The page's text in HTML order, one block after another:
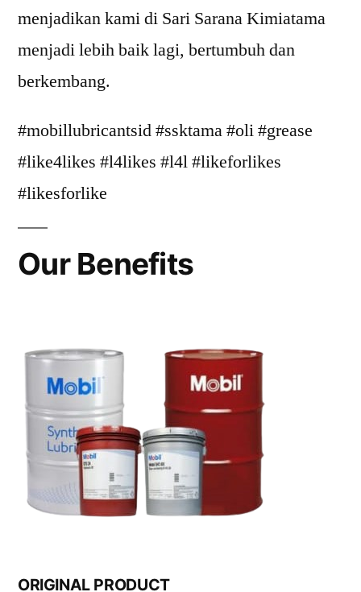
menjadikan kami di Sari Sarana Kimiatama
menjadi lebih baik lagi, bertumbuh dan
berkembang.
#mobillubricantsid #ssktama #oli #grease
#like4likes #l4likes #l4l #likeforlikes
#likesforlike
Our Benefits
ORIGINAL PRODUCT